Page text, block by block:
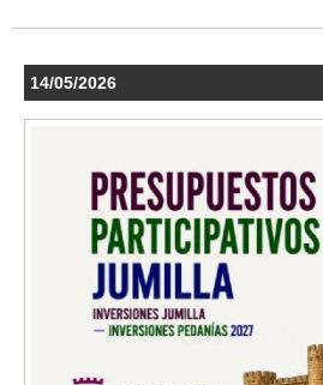
14/05/2026